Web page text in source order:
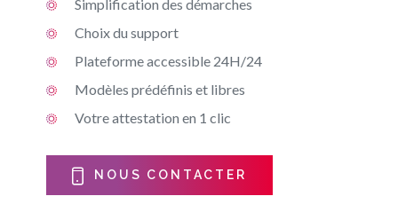
Simplification des démarches
Choix du support
Plateforme accessible 24H/24
Modèles prédéfinis et libres
Votre attestation en 1 clic
NOUS CONTACTER